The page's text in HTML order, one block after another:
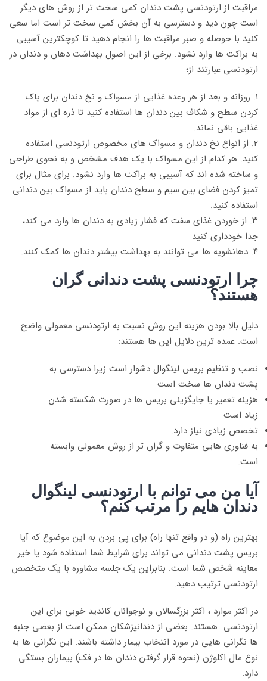
مراقبت از ارتودنسی پشت دندان کمی سخت تر از روش های دیگر
است چون دید و دسترسی به آن بخش کمی سخت تر است اما سعی
کنید با حوصله و صبر مراقبت ها را انجام دهید تا کوچکترین آسیبی
به براکت ها وارد نشود. برخی از این اصول بهداشت دهان و دندان در
ارتودنسی عبارتند از؛
۱. روزانه و بعد از هر وعده غذایی از مسواک و نخ دندان برای پاک
کردن سطح و شکاف بین دندان ها استفاده کنید تا ذره ای از مواد
غذایی باقی نماند.
۲. از انواع نخ دندان و مسواک های مخصوص ارتودنسی استفاده
کنید. هر کدام از این مسواک با یک هدف مشخص و به نحوی طراحی
و ساخته شده اند که آسیبی به براکت ها وارد نشود. برای مثال برای
تمیز کردن فضای بین سیم و سطح دندان باید از مسواک بین دندانی
استفاده کنید.
۳. از خوردن غذای سفت که فشار زیادی به دندان ها وارد می کند،
جدا خودداری کنید
۴. دهانشویه ها می توانند به بهداشت بیشتر دندان ها کمک کنند.
چرا ارتودنسی پشت دندانی گران
هستند؟
دلیل بالا بودن هزینه این روش نسبت به ارتودنسی معمولی واضح
است. عمده ترین دلایل این ها هستند:
نصب و تنظیم بریس لینگوال دشوار است زیرا دسترسی به
پشت دندان ها سخت است
هزینه تعمیر یا جایگزینی بریس ها در صورت شکسته شدن
زیاد است
تخصص زیادی نیاز دارد.
به فناوری هایی متفاوت و گران تر از روش معمولی وابسته
است.
آیا من می توانم با ارتودنسی لینگوال
دندان هایم را مرتب کنم؟
بهترین راه (و در واقع تنها راه) برای پی بردن به این موضوع که آیا
بریس پشت دندانی می تواند برای شرایط شما استفاده شود یا خیر
معاینه شخص شما است. بنابراین یک جلسه مشاوره با یک متخصص
ارتودنسی ترتیب دهید.
در اکثر موارد ، اکثر بزرگسالان و نوجوانان کاندید خوبی برای این
ارتودنسی هستند. بعضی از دندانپزشکان ممکن است از بعضی جنبه
ها نگرانی هایی در مورد انتخاب بیمار داشته باشند. این نگرانی ها به
نوع مال اکلوژن (نحوه قرار گرفتن دندان ها در فک) بیماران بستگی
دارد.